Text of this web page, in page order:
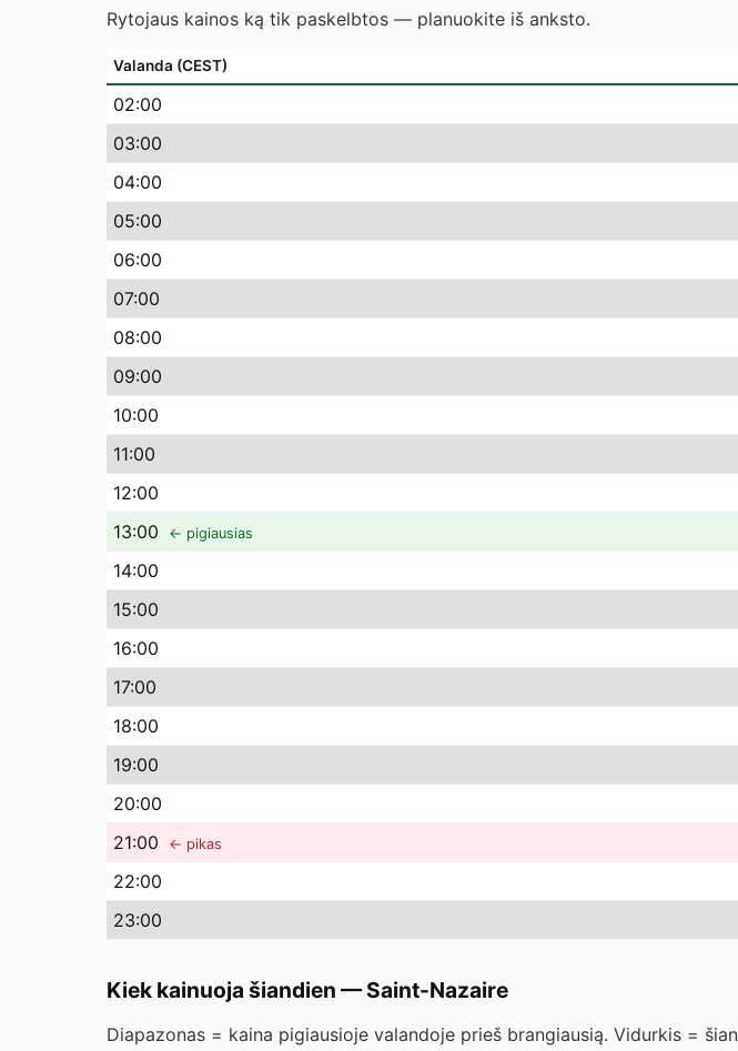
Rytojaus kainos ką tik paskelbtos — planuokite iš anksto.
Valanda (CEST)
02:00
03:00
04:00
05:00
06:00
07:00
08:00
09:00
10:00
11:00
12:00
13:00 ← pigiausias
14:00
15:00
16:00
17:00
18:00
19:00
20:00
21:00 ← pikas
22:00
23:00
Kiek kainuoja šiandien —Saint-Nazaire
Diapazonas = kaina pigiausioje valandoje prieš brangiausią. Vidurkis =